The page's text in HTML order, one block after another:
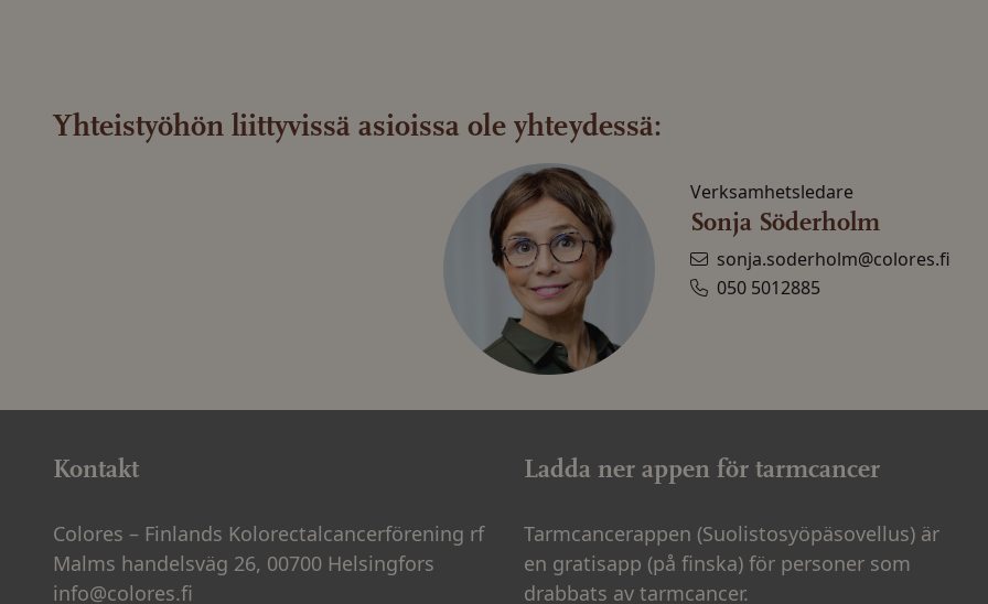
Yhteistyöhön liittyvissä asioissa ole yhteydessä:
Verksamhetsledare
Sonja Söderholm
sonja.soderholm@colores.fi
050 5012885
Kontakt
Colores – Finlands Kolorectalcancerförening rf
Malms handelsväg 26, 00700 Helsingfors
info@colores.fi
Ladda ner appen för tarmcancer
Tarmcancerappen (Suolistosyöpäsovellus) är
en gratisapp (på finska) för personer som
drabbats av tarmcancer.